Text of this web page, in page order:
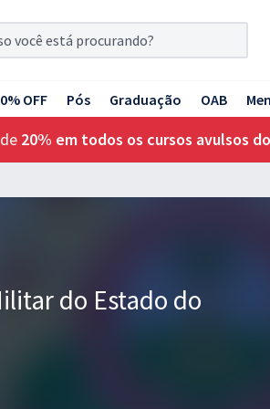
OFF Pós Graduação OAB
20% em todos os cursos avulsos
do Estado do